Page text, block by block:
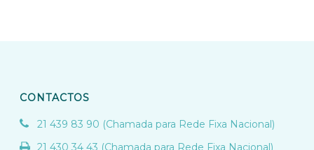
CONTACTOS
21 439 83 90 (Chamada para Rede Fixa Nacional)
21 430 34 43 (Chamada para Rede Fixa Nacional)